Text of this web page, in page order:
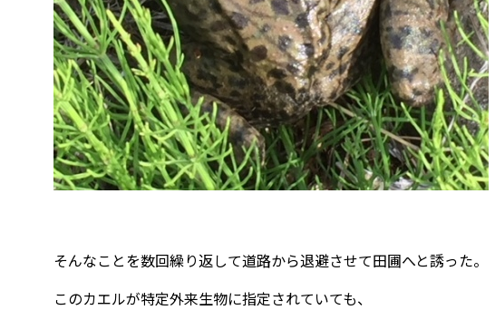
そんなことを数回繰り返して道路から退避させて田圃へと誘った。
このカエルが特定外来生物に指定されていても、